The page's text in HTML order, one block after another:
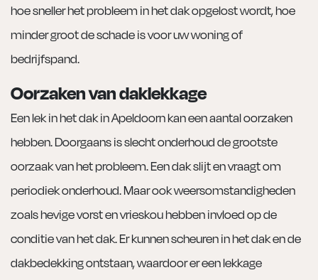
hoe sneller het probleem in het dak opgelost wordt, hoe
minder groot de schade is voor uw woning of
bedrijfspand.
Oorzaken van daklekkage
Een lek in het dak in Apeldoorn kan een aantal oorzaken
hebben. Doorgaans is slecht onderhoud de grootste
oorzaak van het probleem. Een dak slijt en vraagt om
periodiek onderhoud. Maar ook weersomstandigheden
zoals hevige vorst en vrieskou hebben invloed op de
conditie van het dak. Er kunnen scheuren in het dak en de
dakbedekking ontstaan, waardoor er een lekkage